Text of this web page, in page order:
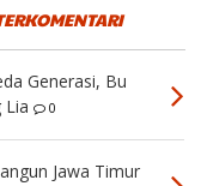
Generasi, Bu
Lia
0
Jawa Timur